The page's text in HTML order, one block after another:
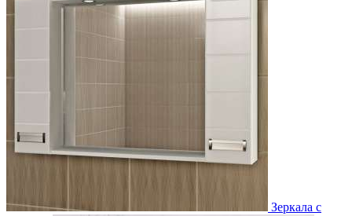
Зеркала с